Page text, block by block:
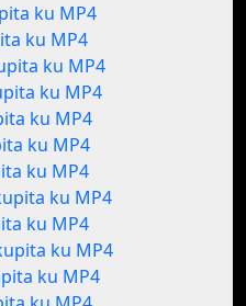
ku MP4
ku MP4
ku MP4
ku MP4
ku MP4
ku MP4
ku MP4
ku MP4
ku MP4
ku MP4
ku MP4